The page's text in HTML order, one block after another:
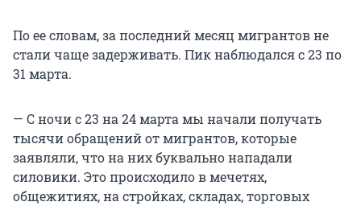
По ее словам, за последний месяц мигрантов не
стали чаще задерживать. Пик наблюдался с 23 по
31 марта.
— С ночи с 23 на 24 марта мы начали получать
тысячи обращений от мигрантов, которые
заявляли, что на них буквально нападали
силовики. Это происходило в мечетях,
общежитиях, на стройках, складах, торговых